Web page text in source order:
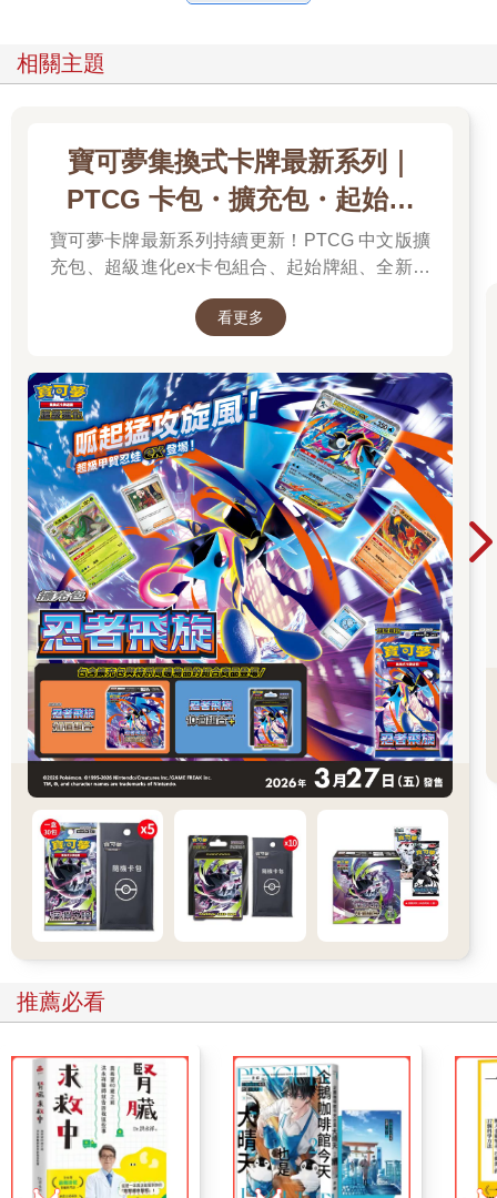
相關主題
寶可夢集換式卡牌最新系列｜
PTCG 卡包・擴充包・起始牌
組．最新卡牌＆組合一次看
寶可夢卡牌最新系列持續更新！PTCG 中文版擴
充包、超級進化ex卡包組合、起始牌組、全新周
看更多
推薦必看